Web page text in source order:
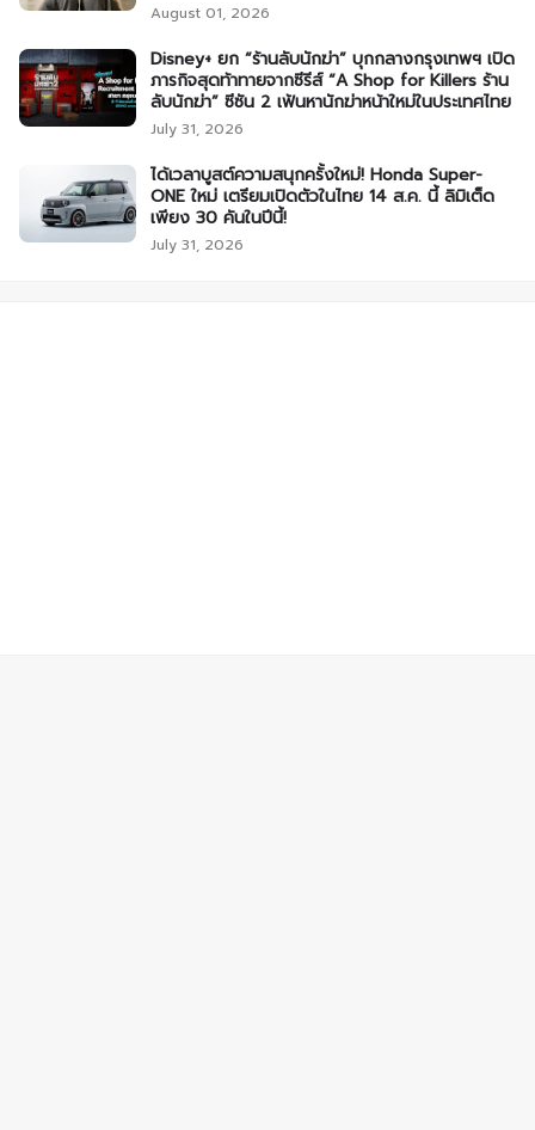
August 01, 2026
Disney+ ยก “ร้านลับนักฆ่า” บุกกลางกรุงเทพฯ เปิด
ภารกิจสุดท้าทายจากซีรีส์ “A Shop for Killers ร้าน
ลับนักฆ่า” ซีซัน 2 เฟ้นหานักฆ่าหน้าใหม่ในประเทศไทย
July 31, 2026
ได้เวลาบูสต์ความสนุกครั้งใหม่! Honda Super-
ONE ใหม่ เตรียมเปิดตัวในไทย 14 ส.ค. นี้ ลิมิเต็ด
เพียง 30 คันในปีนี้!
July 31, 2026